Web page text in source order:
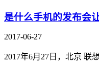
是什么手机的发布会
2017-06-27
2017年6月27日，北京 联